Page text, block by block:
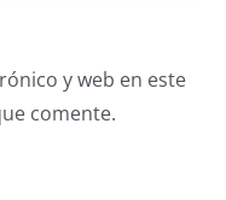
y web en este
comente.